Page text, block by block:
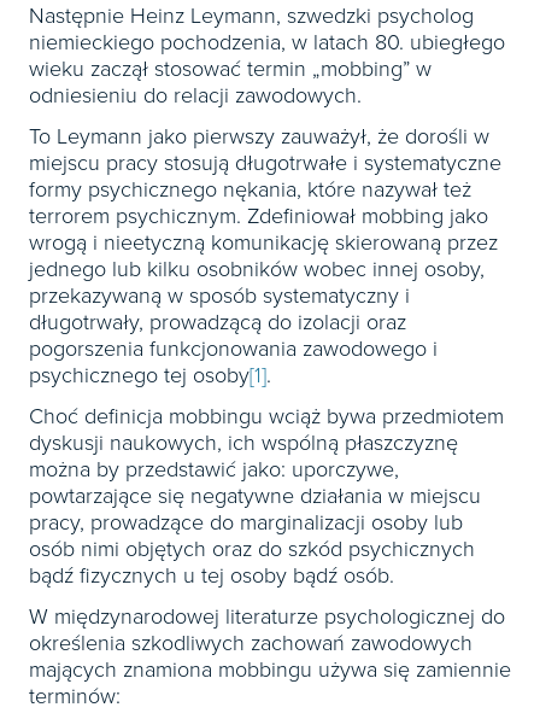
Następnie Heinz Leymann, szwedzki psycholog
niemieckiego pochodzenia, w latach 80. ubiegłego
wieku zaczął stosować termin „mobbing” w
odniesieniu do relacji zawodowych.
To Leymann jako pierwszy zauważył, że dorośli w
miejscu pracy stosują długotrwałe i systematyczne
formy psychicznego nękania, które nazywał też
terrorem psychicznym. Zdefiniował mobbing jako
wrogą i nieetyczną komunikację skierowaną przez
jednego lub kilku osobników wobec innej osoby,
przekazywaną w sposób systematyczny i
długotrwały, prowadzącą do izolacji oraz
pogorszenia funkcjonowania zawodowego i
psychicznego tej osoby[1].
Choć definicja mobbingu wciąż bywa przedmiotem
dyskusji naukowych, ich wspólną płaszczyznę
można by przedstawić jako: uporczywe,
powtarzające się negatywne działania w miejscu
pracy, prowadzące do marginalizacji osoby lub
osób nimi objętych oraz do szkód psychicznych
bądź fizycznych u tej osoby bądź osób.
W międzynarodowej literaturze psychologicznej do
określenia szkodliwych zachowań zawodowych
mających znamiona mobbingu używa się zamiennie
terminów: